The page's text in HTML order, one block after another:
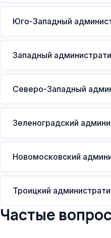
Юго-Западный
Западный
Северо-Западный
Зеленоградский
Новомосковский
Троицкий
Частые